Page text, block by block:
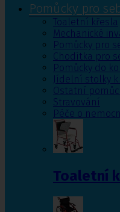
Pomůcky pro
Toaletní křesla
Mechanické
Pomůcky pro
Chodítka pro
Pomůcky do
Jídelní stolky k
Ostatní
Stravování
Péče o
Toaletní